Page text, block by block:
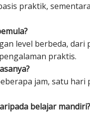
praktik,
level berbeda,
praktis.
jam, satu
belajar mandiri?